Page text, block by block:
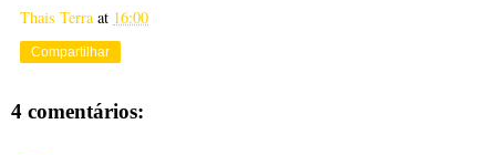
Thais Terra at 16:00
Compartilhar
4 comentários: